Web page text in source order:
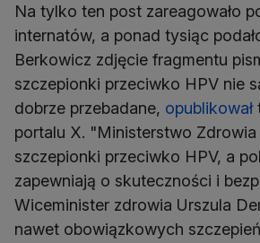
Na tylko ten post zareagowało
internatów, a ponad tysiąc
Berkowicz zdjęcie fragmentu
szczepionki przeciwko HPV nie
dobrze przebadane, opublikował
portalu X. "Ministerstwo Zdrowia
szczepionki przeciwko HPV, a
zapewniają o skuteczności i
Wiceminister zdrowia Urszula
nawet obowiązkowych